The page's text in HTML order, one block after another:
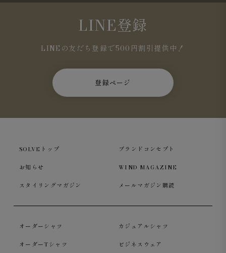
LINE登録
LINEの友だち登録で500円割引提供中！
登録ページ
SOLVEトップ ブランドコンセプト
お知らせ WIND MAGAZINE
スタイリングマガジン メールマガジン購読
オーダーシャツ カジュアルシャツ
オーダーTシャツ ビジネスウェア